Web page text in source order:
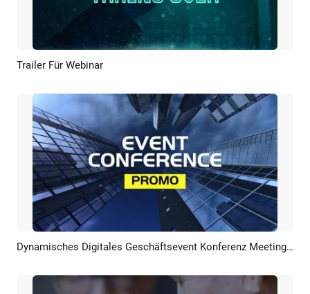
Vorschau
Trailer Für Webinar
Vorschau KI Erstellen Dynamisches Digitales Geschäftsevent Konferenz Meeting Forum Promo Intro